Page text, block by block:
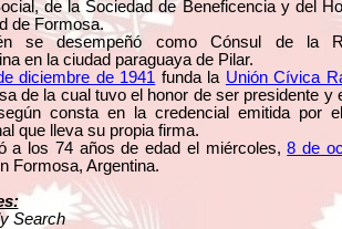
de la Sociedad de Beneficencia y del
de Formosa.
se desempeñó como Cónsul de la
en la ciudad paraguaya de Pilar.
diciembre de 1941 funda la Unión Cívica
de la cual tuvo el honor de ser presidente y
consta en la credencial emitida por
que lleva su propia firma.
a los 74 años de edad el miércoles,8 de
Formosa, Argentina.
Search